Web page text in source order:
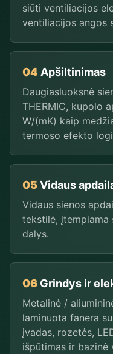
siūti ventiliacijos
ventiliacijos angos
04 Apšiltinimas
Daugiasluoksnė
THERMIC, kupolo
W/(mK) kaip
termoso efekto
05Vidaus
Vidaus sienos
tekstilė, įtempiama
dalys.
06 Grindys ir
Metalinė /
laminuota fanera
įvadas, rozetės,
išpūtimas ir bazinė